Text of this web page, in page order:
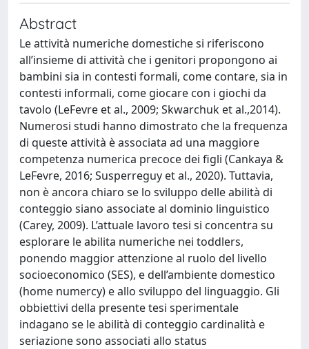
Abstract
Le attività numeriche domestiche si riferiscono
all’insieme di attività che i genitori propongono ai
bambini sia in contesti formali, come contare, sia in
contesti informali, come giocare con i giochi da
tavolo (LeFevre et al., 2009; Skwarchuk et al.,2014).
Numerosi studi hanno dimostrato che la frequenza
di queste attività è associata ad una maggiore
competenza numerica precoce dei figli (Cankaya &
LeFevre, 2016; Susperreguy et al., 2020). Tuttavia,
non è ancora chiaro se lo sviluppo delle abilità di
conteggio siano associate al dominio linguistico
(Carey, 2009). L’attuale lavoro tesi si concentra su
esplorare le abilita numeriche nei toddlers,
ponendo maggior attenzione al ruolo del livello
socioeconomico (SES), e dell’ambiente domestico
(home numercy) e allo sviluppo del linguaggio. Gli
obbiettivi della presente tesi sperimentale
indagano se le abilità di conteggio cardinalità e
seriazione sono associati allo status